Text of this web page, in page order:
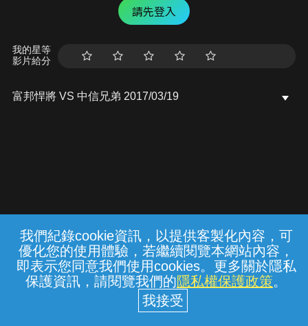
我們紀錄cookie資訊，以提供客製化內容，可
優化您的使用體驗，若繼續閱覽本網站內容，
即表示您同意我們使用cookies。更多關於隱私
保護資訊，請閱覽我們的隱私權保護政策。
請先登入
我的星等
影片給分
富邦悍將 VS 中信兄弟 2017/03/19
常見問題 線上客服 服務條款 隱私權保護
中華電信股份有限公司個人家庭分公司
(統一編號：96979949) © 2026
{{notifyMsg}}